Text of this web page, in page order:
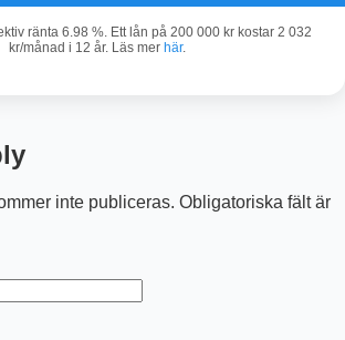
ränta 6.98 %. Ett lån på 200 000 kr kostar 2 032
kr/månad i 12 år. Läs mer här.
inte publiceras. Obligatoriska fält är